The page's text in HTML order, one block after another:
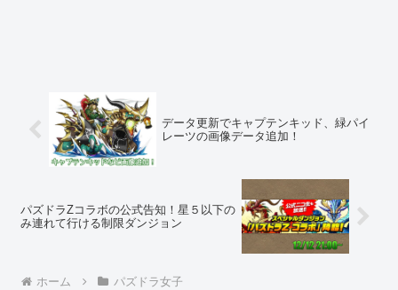
データ更新でキャプテンキッド、緑パイ
レーツの画像データ追加！
パズドラZコラボの公式告知！星５以下の
み連れて行ける制限ダンジョン
ホーム パズドラ女子